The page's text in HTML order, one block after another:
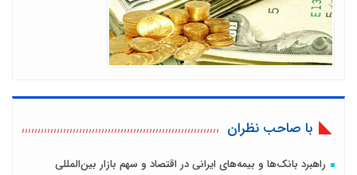
با صاحب نظران
راهبرد بانک‌ها و بیمه‌های ایرانی در اقتصاد و سهم بازار بین‌المللی